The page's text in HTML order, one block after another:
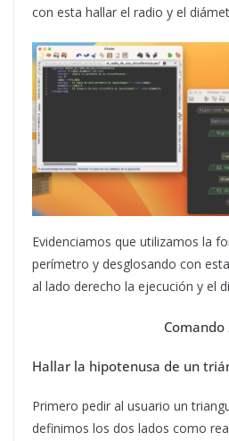
con esta hallar el radio y el
Evidenciamos que utilizamos la
perímetro y desglosando con
al lado derecho la ejecución y el
Comando
Hallar la hipotenusa de un
Primero pedir al usuario un
definimos los dos lados como